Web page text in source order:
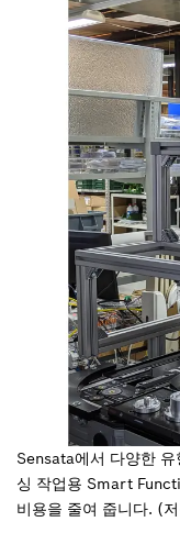
Sensata에서 다양한
싱 작업용 Smart
비용을 줄여 줍니다. (